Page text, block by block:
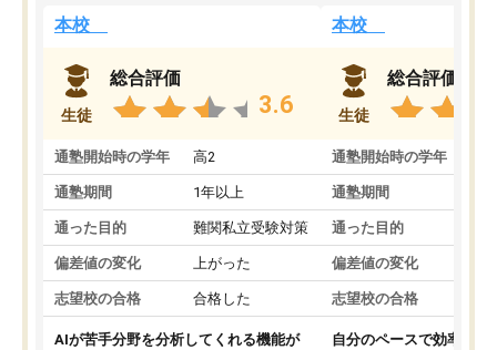
本校
生徒
総合評価
3.6
通塾開始時の学年 高2
通塾期間 1年以上
通った目的 難関私立受験対策
偏差値の変化 上がった
志望校の合格 合格した
AIが苦手分野を分析してくれる機能が
本校
生徒
総合評価
通塾開始時の学年
通塾期間
通った目的
偏差値の変化
志望校の合格
自分のペースで効率よく